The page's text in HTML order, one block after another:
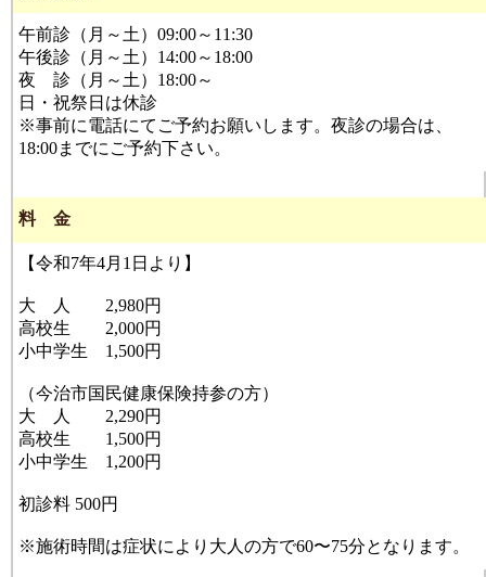
午前診（月～土）09:00～11:30
午後診（月～土）14:00～18:00
夜 診（月～土）18:00～
日・祝祭日は休診
※事前に電話にてご予約お願いします。夜診の場合は、
18:00までにご予約下さい。
料 金
【令和7年4月1日より】
大 人 2,980円
高校生 2,000円
小中学生 1,500円
（今治市国民健康保険持参の方）
大 人 2,290円
高校生 1,500円
小中学生 1,200円
初診料 500円
※施術時間は症状により大人の方で60〜75分となります。